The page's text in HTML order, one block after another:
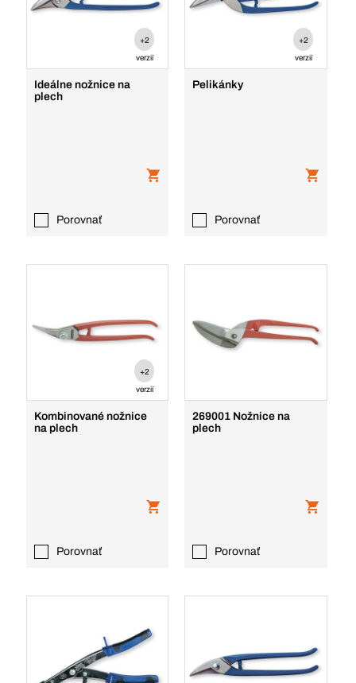
+2
verzií
Ideálne nožnice na
plech
Porovnať
+2
verzií
Pelikánky
Porovnať
+2
verzií
Kombinované nožnice
na plech
Porovnať
269001 Nožnice na
plech
Porovnať